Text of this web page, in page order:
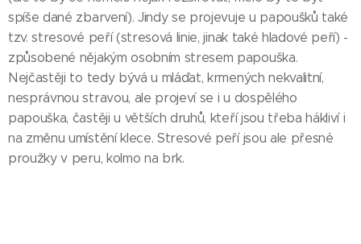
spíše dané zbarvení). Jindy se projevuje u papoušků také
tzv. stresové peří (stresová linie, jinak také hladové peří) -
způsobené nějakým osobním stresem papouška.
Nejčastěji to tedy bývá u mláďat, krmených nekvalitní,
nesprávnou stravou, ale projeví se i u dospělého
papouška, častěji u větších druhů, kteří jsou třeba hákliví i
na změnu umístění klece. Stresové peří jsou ale přesné
proužky v peru, kolmo na brk.